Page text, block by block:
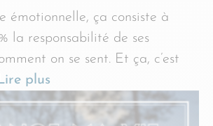
émotionnelle, ça consiste à
la responsabilité de ses
on se sent. Et ça, c’est
plus